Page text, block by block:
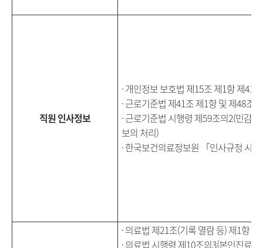
직원 인사정보
· 개인정보 보호법 제15조 제1항 제4호
· 근로기준법 제41조 제1항 및 제48조
· 근로기준법 시행령 제59조의2(민감
보의 처리)
· 한국보건의료정보원 「인사규정 시
· 의료법 제21조(기록 열람 등) 제1항 및
· 의료법 시행령 제10조의3(본인진료